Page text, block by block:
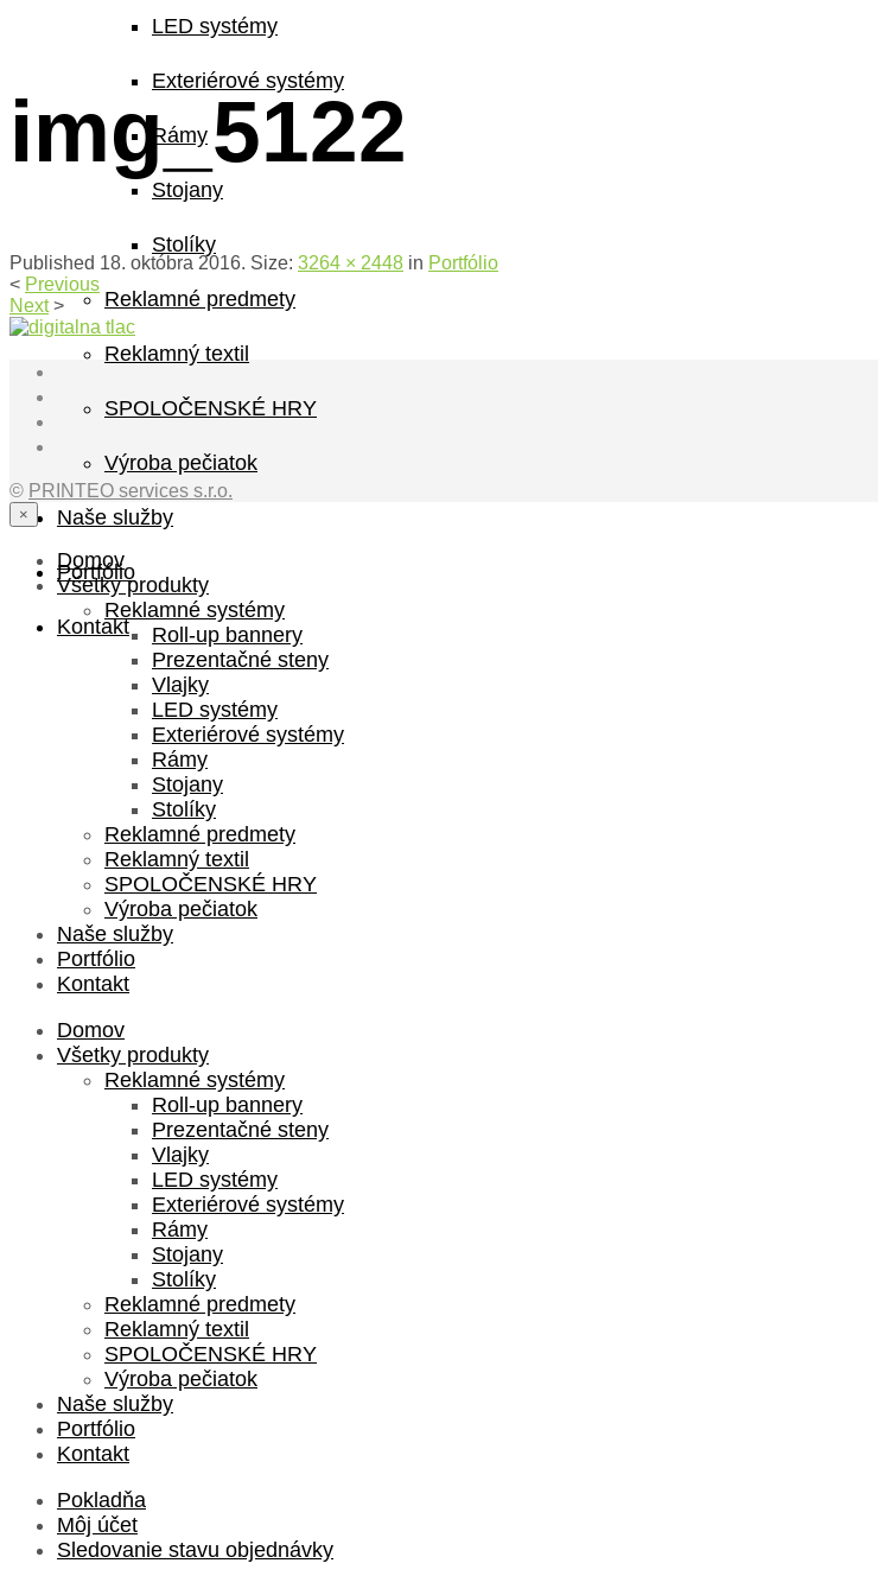
LED systémy
Exteriérové systémy
Rámy
Stojany
Stolíky
Reklamné predmety
Reklamný textil
SPOLOČENSKÉ HRY
Výroba pečiatok
Naše služby
Portfólio
Kontakt
img_5122
Published 18. októbra 2016. Size: 3264 × 2448 in Portfólio
< Previous
Next >
© PRINTEO services s.r.o.
×
Domov
Všetky produkty
Reklamné systémy
Roll-up bannery
Prezentačné steny
Vlajky
LED systémy
Exteriérové systémy
Rámy
Stojany
Stolíky
Reklamné predmety
Reklamný textil
SPOLOČENSKÉ HRY
Výroba pečiatok
Naše služby
Portfólio
Kontakt
Domov
Všetky produkty
Reklamné systémy
Roll-up bannery
Prezentačné steny
Vlajky
LED systémy
Exteriérové systémy
Rámy
Stojany
Stolíky
Reklamné predmety
Reklamný textil
SPOLOČENSKÉ HRY
Výroba pečiatok
Naše služby
Portfólio
Kontakt
Pokladňa
Môj účet
Sledovanie stavu objednávky